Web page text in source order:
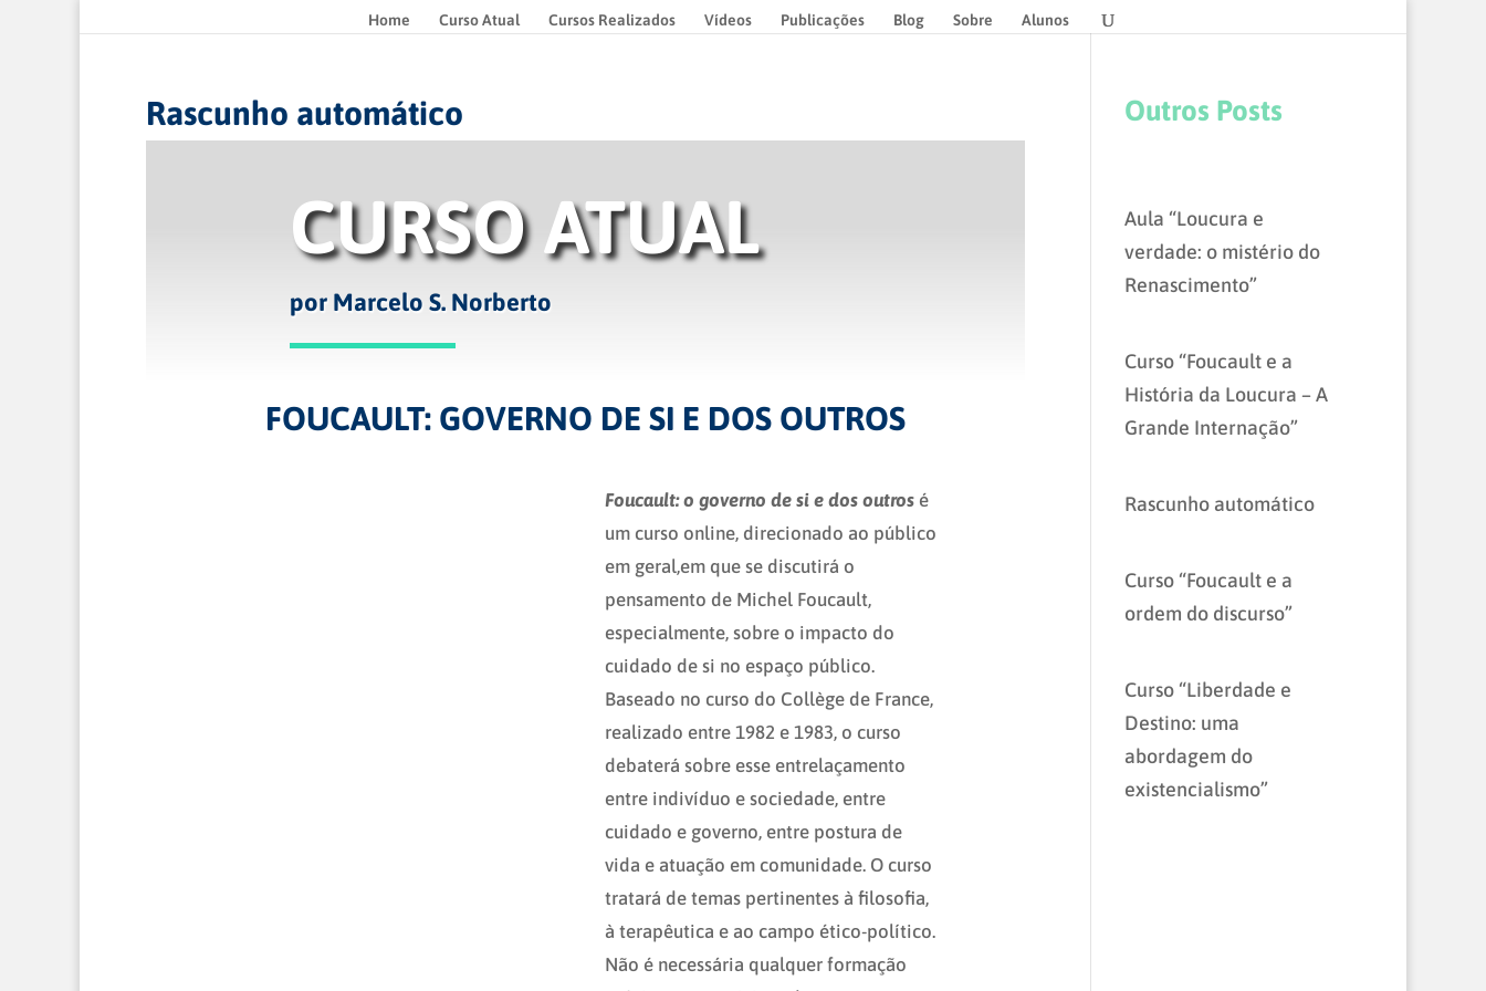
Home Curso Atual Cursos Realizados Vídeos Publicações Blog Sobre Alunos
Rascunho automático
CURSO ATUAL
por Marcelo S. Norberto
FOUCAULT: GOVERNO DE SI E DOS OUTROS
Foucault: o governo de si e dos outros é
um curso online, direcionado ao público
em geral,em que se discutirá o
pensamento de Michel Foucault,
especialmente, sobre o impacto do
cuidado de si no espaço público.
Baseado no curso do Collège de France,
realizado entre 1982 e 1983, o curso
debaterá sobre esse entrelaçamento
entre indivíduo e sociedade, entre
cuidado e governo, entre postura de
vida e atuação em comunidade. O curso
tratará de temas pertinentes à filosofia,
à terapêutica e ao campo ético-político.
Não é necessária qualquer formação
Outros Posts
Aula “Loucura e
verdade: o mistério do
Renascimento”
Curso “Foucault e a
História da Loucura – A
Grande Internação”
Rascunho automático
Curso “Foucault e a
ordem do discurso”
Curso “Liberdade e
Destino: uma
abordagem do
existencialismo”